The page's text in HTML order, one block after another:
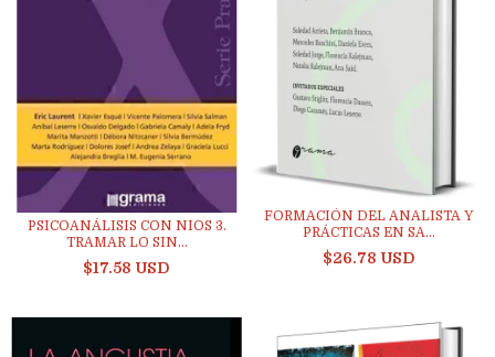
PSICOANÁLISIS CON NIOS 3.
TRAMAR LO SIN...
$17.58 USD
FORMACIÓN DEL ANALISTA Y
PRÁCTICAS EN SA...
$26.78 USD